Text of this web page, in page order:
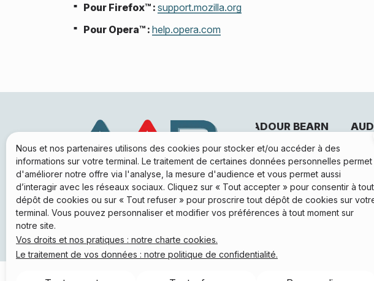
Pour Firefox™ :support.mozilla.org
Pour Opera™ :help.opera.com
ADOUR BEARN
Charles Moureu
MOURENX
la carte
59 21 73 80
AUDIT ADOUR BEARN
16 rue Lapeyrere
64300 ORTHEZ
Voir la carte
05 59 69 09 47
Contact
AUDIT ADOUR BEARN
26 avenue Charles Moureu
64150 MOURENX
Voir la carte
05 59 21 73 80
Contact
Nous et nos partenaires utilisons des cookies pour stocker et/ou accéder à des
informations sur votre terminal. Le traitement de certaines données personnelles permet
d'améliorer notre offre via l'analyse, la mesure d'audience et vous permet aussi
d’interagir avec les réseaux sociaux. Cliquez sur « Tout accepter » pour consentir à tout
dépôt de cookies ou sur « Tout refuser » pour proscrire tout dépôt de cookies sur
terminal. Vous pouvez personnaliser et modifier vos préférences à tout moment sur
notre site.
Vos droits et nos pratiques : notre charte cookies.
Le traitement de vos données : notre politique de confidentialité.